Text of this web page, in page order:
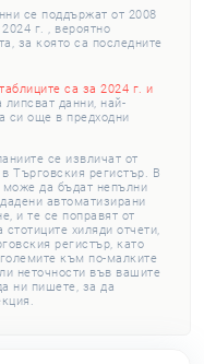
се поддържат от 2008
г. , вероятно
за която са последните
са за 2024 г. и
данни, най-
си още в предходни
се извличат от
Търговския регистър. В
може да бъдат непълни
автоматизирани
и те се поправят от
хиляди отчети,
регистър, като
към по-малките
неточности във вашите
ни пишете, за да